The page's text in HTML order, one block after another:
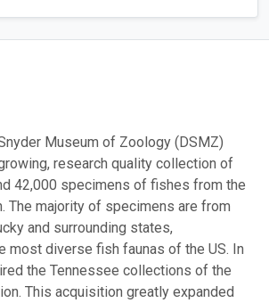
Museum of Zoology (DSMZ)
research quality collection of
42,000 specimens of fishes from the
The majority of specimens are from
and surrounding states,
most diverse fish faunas of the US. In
the Tennessee collections of the
This acquisition greatly expanded